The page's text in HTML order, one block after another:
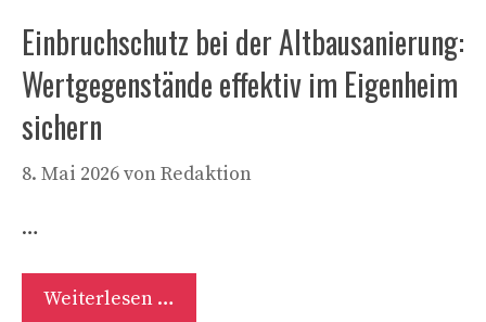
Einbruchschutz bei der Altbausanierung:
Wertgegenstände effektiv im Eigenheim
sichern
8. Mai 2026vonRedaktion
…
Weiterlesen …